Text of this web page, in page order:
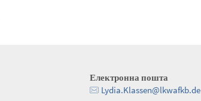
Електронна пошта
Lydia.Klassen@lkwafkb.de